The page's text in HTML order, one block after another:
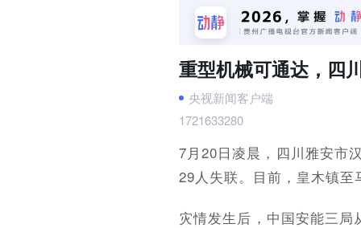
重型机械可通达，四
央视新闻客户端
1721633280
7月20日凌晨，四川雅安市
29人失联。目前，皇木镇
灾情发生后，中国安能三